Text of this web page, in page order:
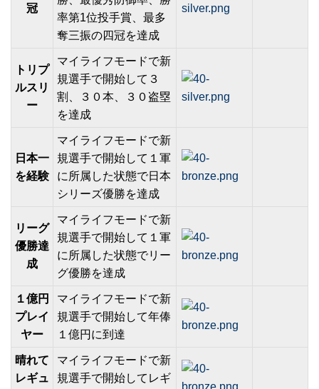
冠
率第1位投手賞、最多
奪三振の四冠を達成
トリプ
ルスリ
ー
マイライフモードで新
規選手で開始して３
割、３０本、３０盗塁
を達成
日本一
を経験
マイライフモードで新
規選手で開始して１軍
に所属した状態で日本
シリーズ優勝を達成
リーグ
優勝達
成
マイライフモードで新
規選手で開始して１軍
に所属した状態でリー
グ優勝を達成
１億円
プレイ
ヤー
マイライフモードで新
規選手で開始して年俸
１億円に到達
晴れて
レギュ
マイライフモードで新
規選手で開始してレギ